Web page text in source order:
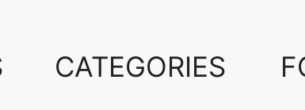
CATEGORIES